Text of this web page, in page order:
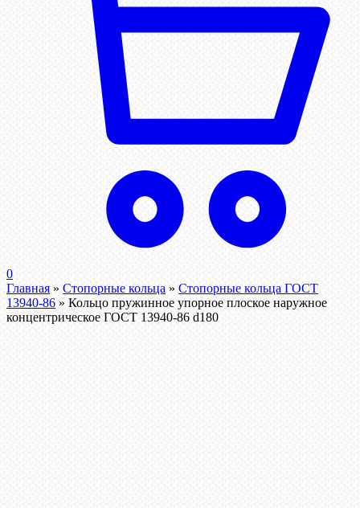
0
Главная » Стопорные кольца » Стопорные кольца ГОСТ
13940-86 » Кольцо пружинное упорное плоское наружное
концентрическое ГОСТ 13940-86 d180